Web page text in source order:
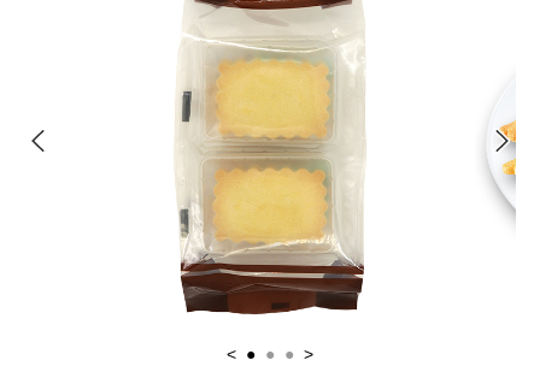
< ● ● ● >